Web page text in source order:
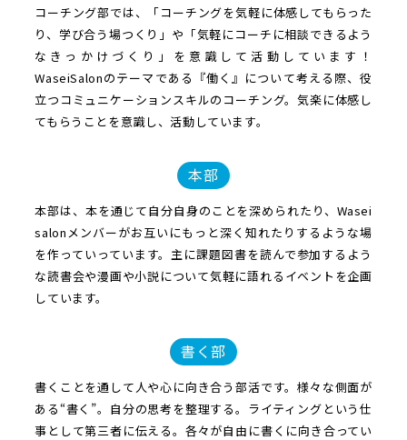
コーチング部では、「コーチングを気軽に体感してもらった
り、学び合う場つくり」や「気軽にコーチに相談できるよう
なきっかけづくり」を意識して活動しています！
WaseiSalonのテーマである『働く』について考える際、役
立つコミュニケーションスキルのコーチング。気楽に体感し
てもらうことを意識し、活動しています。
本部
本部は、本を通じて自分自身のことを深められたり、Wasei
salonメンバーがお互いにもっと深く知れたりするような場
を作っていっています。主に課題図書を読んで参加するよう
な読書会や漫画や小説について気軽に語れるイベントを企画
しています。
書く部
書くことを通して人や心に向き合う部活です。様々な側面が
ある“書く”。自分の思考を整理する。ライティングという仕
事として第三者に伝える。各々が自由に書くに向き合ってい